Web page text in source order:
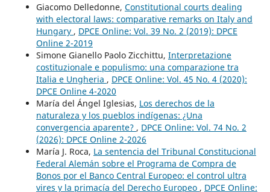
Giacomo Delledonne, Constitutional courts dealing
with electoral laws: comparative remarks on Italy and
Hungary , DPCE Online: Vol. 39 No. 2 (2019): DPCE
Online 2-2019
Simone Gianello Paolo Zicchittu, Interpretazione
costituzionale e populismo: una comparazione tra
Italia e Ungheria , DPCE Online: Vol. 45 No. 4 (2020):
DPCE Online 4-2020
María del Ángel Iglesias, Los derechos de la
naturaleza y los pueblos indígenas: ¿Una
convergencia aparente? , DPCE Online: Vol. 74 No. 2
(2026): DPCE Online 2-2026
María J. Roca, La sentencia del Tribunal Constitucional
Federal Alemán sobre el Programa de Compra de
Bonos por el Banco Central Europeo: el control ultra
vires y la primacía del Derecho Europeo , DPCE Online: